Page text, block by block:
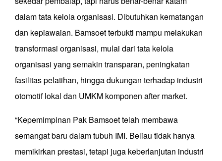
dalam tata kelola organisasi. Dibutuhkan kematangan
dan kepiawaian. Bamsoet terbukti mampu melakukan
transformasi organisasi, mulai dari tata kelola
organisasi yang semakin transparan, peningkatan
fasilitas pelatihan, hingga dukungan terhadap industri
otomotif lokal dan UMKM komponen after market.
“Kepemimpinan Pak Bamsoet telah membawa
semangat baru dalam tubuh IMI. Beliau tidak hanya
memikirkan prestasi, tetapi juga keberlanjutan industri